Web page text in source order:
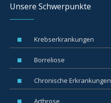
Unsere Schwerpunkte
Krebserkrankungen
Borreliose
Chronische Erkrankungen
Arthrose